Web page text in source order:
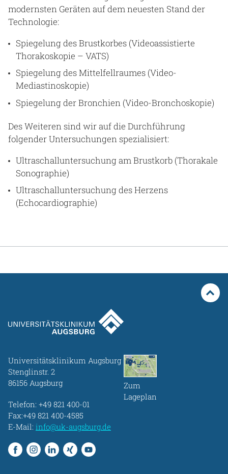
modernsten Geräten auf dem neuesten Stand der
Technologie:
Spiegelung des Brustkorbes (Videoassistierte
Thorakoskopie – VATS)
Spiegelung des Mittelfellraumes (Video-
Mediastinoskopie)
Spiegelung der Bronchien (Video-Bronchoskopie)
Des Weiteren sind wir auf die Durchführung
folgender Untersuchungen spezialisiert:
Ultraschalluntersuchung am Brustkorb (Thorakale
Sonographie)
Ultraschalluntersuchung des Herzens
(Echocardiographie)
Universitätsklinikum Augsburg
Stenglinstr. 2
86156 Augsburg
Telefon: +49 821 400-01
Fax:+49 821 400-4585
E-Mail: info@uk-augsburg.de
Zum
Lageplan